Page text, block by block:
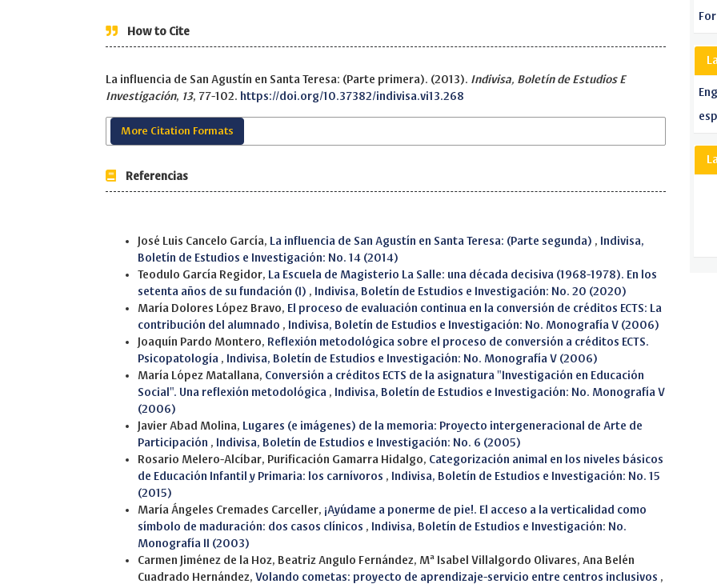
How to Cite
La influencia de San Agustín en Santa Teresa: (Parte primera). (2013). Indivisa, Boletín de Estudios E
Investigación, 13, 77-102. https://doi.org/10.37382/indivisa.vi13.268
More Citation Formats
Referencias
José Luis Cancelo García, La influencia de San Agustín en Santa Teresa: (Parte segunda) , Indivisa,
Boletín de Estudios e Investigación: No. 14 (2014)
Teodulo García Regidor, La Escuela de Magisterio La Salle: una década decisiva (1968-1978). En los
setenta años de su fundación (I) , Indivisa, Boletín de Estudios e Investigación: No. 20 (2020)
María Dolores López Bravo, El proceso de evaluación continua en la conversión de créditos ECTS: La
contribución del alumnado , Indivisa, Boletín de Estudios e Investigación: No. Monografía V (2006)
Joaquín Pardo Montero, Reflexión metodológica sobre el proceso de conversión a créditos ECTS.
Psicopatología , Indivisa, Boletín de Estudios e Investigación: No. Monografía V (2006)
María López Matallana, Conversión a créditos ECTS de la asignatura "Investigación en Educación
Social". Una reflexión metodológica , Indivisa, Boletín de Estudios e Investigación: No. Monografía V
(2006)
Javier Abad Molina, Lugares (e imágenes) de la memoria: Proyecto intergeneracional de Arte de
Participación , Indivisa, Boletín de Estudios e Investigación: No. 6 (2005)
Rosario Melero-Alcíbar, Purificación Gamarra Hidalgo, Categorización animal en los niveles básicos
de Educación Infantil y Primaria: los carnívoros , Indivisa, Boletín de Estudios e Investigación: No. 15
(2015)
María Ángeles Cremades Carceller, ¡Ayúdame a ponerme de pie!. El acceso a la verticalidad como
símbolo de maduración: dos casos clínicos , Indivisa, Boletín de Estudios e Investigación: No.
Monografía II (2003)
Carmen Jiménez de la Hoz, Beatriz Angulo Fernández, Mª Isabel Villalgordo Olivares, Ana Belén
Cuadrado Hernández, Volando cometas: proyecto de aprendizaje-servicio entre centros inclusivos ,